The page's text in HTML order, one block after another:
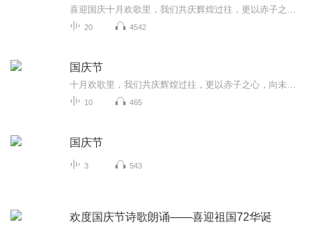
20 4542
国庆节
10 465
国庆节
3 543
欢度国庆节诗歌朗诵——喜迎祖国72华诞